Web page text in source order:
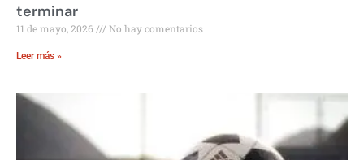
terminar
11 de mayo, 2026 No hay comentarios
Leer más »